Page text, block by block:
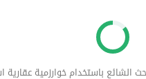
الشائع باستخدام خوارزمية عقارية